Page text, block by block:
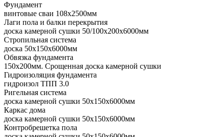
Фундамент
винтовые сваи 108x2500мм
Лаги пола и балки перекрытия
доска камерной сушки 50/100x200x6000мм
Стропильная система
доска 50x150x6000мм
Обвязка фундамента
150x200мм. Срощенная доска камерной сушки
Гидроизоляция фундамента
гидроизол ТПП 3.0
Ригельная система
доска камерной сушки 50x150x6000мм
Каркас дома
доска камерной сушки 50x150x6000мм
Контробрешетка пола